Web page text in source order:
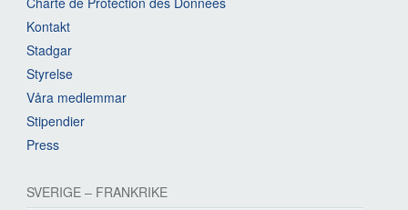
Kontakt
Stadgar
Styrelse
Våra medlemmar
Stipendier
Press
SVERIGE – FRANKRIKE